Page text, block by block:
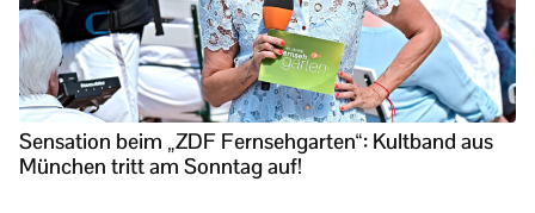
Sensation beim „ZDF Fernsehgarten“: Kultband aus
München tritt am Sonntag auf!